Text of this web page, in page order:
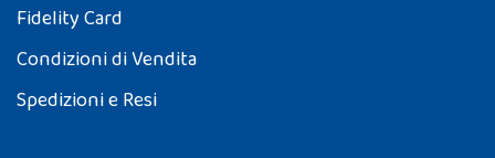
Fidelity Card
Condizioni di Vendita
Spedizioni e Resi